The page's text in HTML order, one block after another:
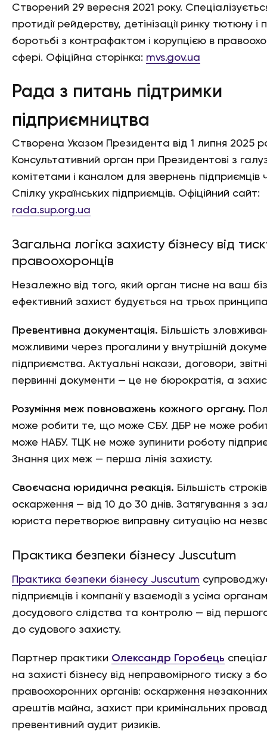
Створений 29 вересня 2021 року.
протидії рейдерству, детінізації ринку тютюну і
боротьбі з контрафактом і корупцією в
сфері. Офіційна сторінка: mvs.gov.ua
Рада з питань підтримки
підприємництва
Створена Указом Президента від 1 липня 2025
Консультативний орган при Президентові з
комітетами і каналом для звернень підприємців
Спілку українських підприємців. Офіційний сайт:
rada.sup.org.ua
Загальна логіка захисту бізнесу від
правоохоронців
Незалежно від того, який орган тисне на ваш
ефективний захист будується на трьох
Превентивна документація. Більшість
можливими через прогалини у внутрішній
підприємства. Актуальні накази, договори,
первинні документи — це не бюрократія, а
Розуміння меж повноважень кожного органу.
може робити те, що може СБУ. ДБР не може
може НАБУ. ТЦК не може зупинити роботу
Знання цих меж — перша лінія захисту.
Своєчасна юридична реакція. Більшість
оскарження — від 10 до 30 днів. Затягування з
юриста перетворює виправну ситуацію на
Практика безпеки бізнесу Juscutum
Практика безпеки бізнесу Juscutum
підприємців і компанії у взаємодії з усіма
досудового слідства та контролю — від
до судового захисту.
Партнер практики Олександр Горобець
на захисті бізнесу від неправомірного тиску з
правоохоронних органів: оскарження незаконних
арештів майна, захист при кримінальних
превентивний аудит ризиків.